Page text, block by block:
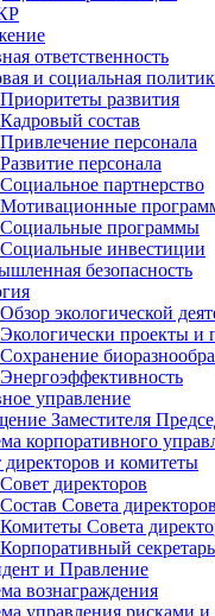
ответственность
и социальная
Приоритеты развития
Кадровый состав
Привлечение персонала
Развитие персонала
Социальное партнерство
Мотивационные
Социальные программы
Социальные инвестиции
безопасность
Обзор экологической
Экологически проекты и
Сохранение
Энергоэффективность
управление
Заместителя
корпоративного
директоров и комитеты
Совет директоров
Состав Совета директоров
Комитеты Совета
Корпоративный секретарь
и Правление
вознаграждения
управления рисками и